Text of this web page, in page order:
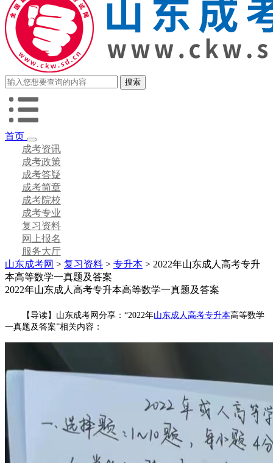
首页
成考资讯
成考政策
成考答疑
成考简章
成考院校
成考专业
复习资料
网上报名
服务大厅
山东成考网 > 复习资料 > 专升本 > 2022年山东成人高考专升
本高等数学一真题及答案
2022年山东成人高考专升本高等数学一真题及答案
【导读】山东成考网分享：“2022年山东成人高考专升本高等数学
一真题及答案”相关内容：